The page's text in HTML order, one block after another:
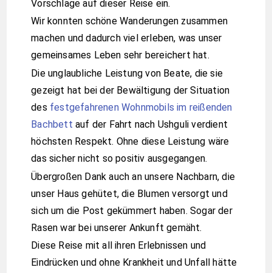
Vorschläge auf dieser Reise ein.
Wir konnten schöne Wanderungen zusammen
machen und dadurch viel erleben, was unser
gemeinsames Leben sehr bereichert hat.
Die unglaubliche Leistung von Beate, die sie
gezeigt hat bei der Bewältigung der Situation
des festgefahrenen Wohnmobils im reißenden
Bachbett auf der Fahrt nach Ushguli verdient
höchsten Respekt. Ohne diese Leistung wäre
das sicher nicht so positiv ausgegangen.
Übergroßen Dank auch an unsere Nachbarn, die
unser Haus gehütet, die Blumen versorgt und
sich um die Post gekümmert haben. Sogar der
Rasen war bei unserer Ankunft gemäht.
Diese Reise mit all ihren Erlebnissen und
Eindrücken und ohne Krankheit und Unfall hätte